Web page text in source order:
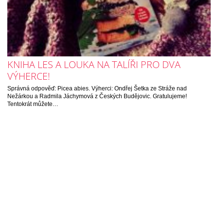
KNIHA LES A LOUKA NA TALÍŘI PRO DVA
VÝHERCE!
Správná odpověď: Picea abies. Výherci: Ondřej Šetka ze Stráže nad
Nežárkou a Radmila Jáchymová z Českých Budějovic. Gratulujeme!
Tentokrát můžete…